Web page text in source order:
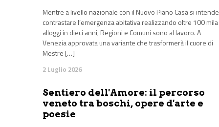
Mentre a livello nazionale con il Nuovo Piano Casa si intende
contrastare l’emergenza abitativa realizzando oltre 100 mila
alloggi in dieci anni, Regioni e Comuni sono al lavoro. A
Venezia approvata una variante che trasformerà il cuore di
Mestre […]
2 Luglio 2026
Sentiero dell'Amore: il percorso
veneto tra boschi, opere d'arte e
poesie